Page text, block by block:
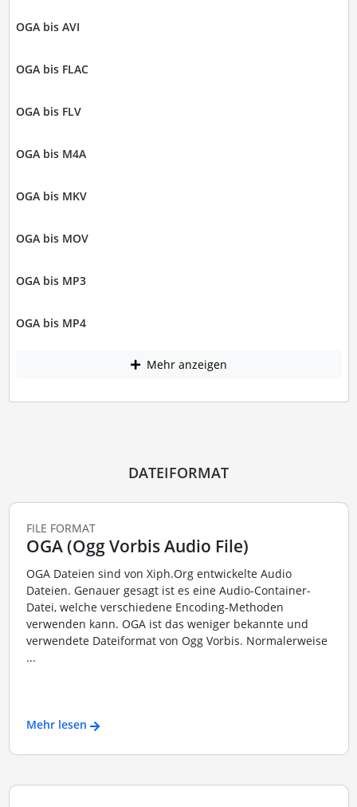
OGA bis AVI
OGA bis FLAC
OGA bis FLV
OGA bis M4A
OGA bis MKV
OGA bis MOV
OGA bis MP3
OGA bis MP4
Mehr anzeigen
DATEIFORMAT
FILE FORMAT
OGA (Ogg Vorbis Audio File)
OGA Dateien sind von Xiph.Org entwickelte Audio
Dateien. Genauer gesagt ist es eine Audio-Container-
Datei, welche verschiedene Encoding-Methoden
verwenden kann. OGA ist das weniger bekannte und
verwendete Dateiformat von Ogg Vorbis. Normalerweise
...
Mehr lesen